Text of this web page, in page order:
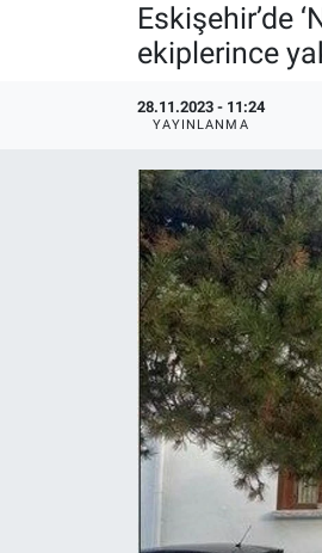
Eskişehir’de
ekiplerince
28.11.2023 - 11:24
YAYINLANMA
Alış-Veriş/İş dünyası
Ekonomi
Kültür Sanat
Politika
Kütahya
Haber Arşivi